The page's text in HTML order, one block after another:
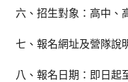
六、招生對象：高中、
七、報名網址及營隊說
八、報名日期：即日起